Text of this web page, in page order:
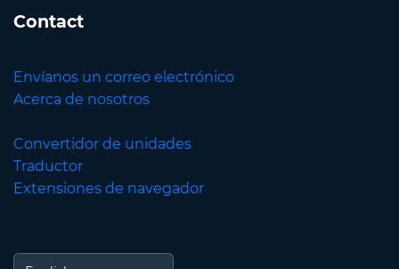
Contact
Envíanos un correo electrónico
Acerca de nosotros
Convertidor de unidades
Traductor
Extensiones de navegador